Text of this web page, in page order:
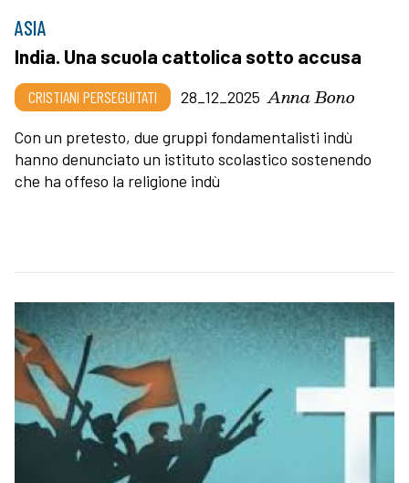
ASIA
India. Una scuola cattolica sotto accusa
CRISTIANI PERSEGUITATI 28_12_2025 Anna Bono
Con un pretesto, due gruppi fondamentalisti indù
hanno denunciato un istituto scolastico sostenendo
che ha offeso la religione indù